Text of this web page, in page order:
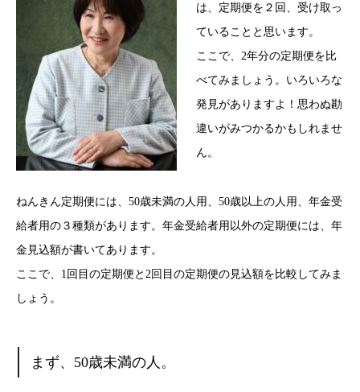
は、定期便を２回、受け取っ
ていることと思います。
ここで、2年分の定期便を比
べてみましょう。いろいろな
発見がありますよ！思わぬ勘
違いがみつかるかもしれませ
ん。
ねんきん定期便には、50歳未満の人用、50歳以上の人用、年金受
給者用の３種類があります。年金受給者用以外の定期便には、年
金見込額が書いてあります。
ここで、1回目の定期便と2回目の定期便の見込額を比較してみま
しょう。
まず、50歳未満の人。